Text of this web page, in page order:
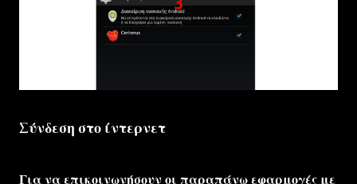
Σύνδεση στο ίντερνετ
Για να επικοινωνήσουν οι παραπάνω εφαρμογές με